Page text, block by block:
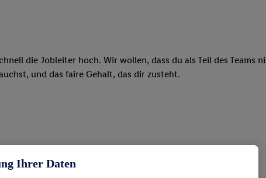
die Jobleiter hoch. Wir wollen, dass du als Teil des Teams
und das faire Gehalt, das dir zusteht.
Ihrer Daten